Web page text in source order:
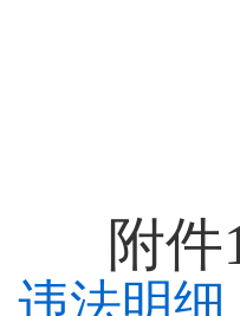
附件
违法明细